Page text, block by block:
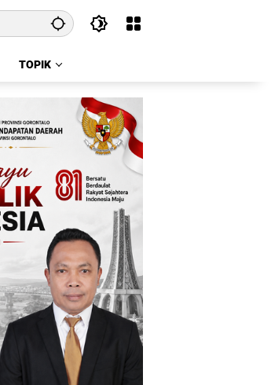
TOPIK